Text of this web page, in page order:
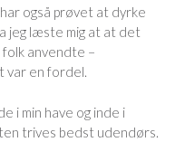
også prøvet at dyrke
jeg læste mig at at det
folk anvendte –
var en fordel.
i min have og inde i
trives bedst udendørs.